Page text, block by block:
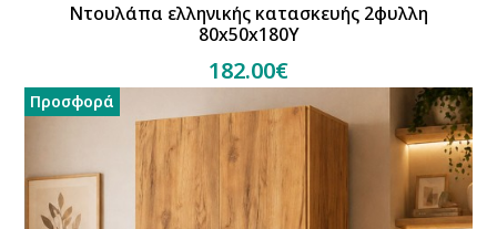
Ντουλάπα ελληνικής κατασκευής 2φυλλη
80x50x180Υ
182.00€
Προσφορά